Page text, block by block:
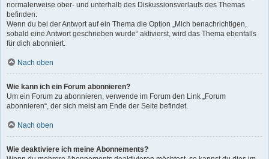
normalerweise ober- und unterhalb des Diskussionsverlaufs des Themas
befinden.
Wenn du bei der Antwort auf ein Thema die Option „Mich benachrichtigen,
sobald eine Antwort geschrieben wurde“ aktivierst, wird das Thema ebenfalls
für dich abonniert.
Nach oben
Wie kann ich ein Forum abonnieren?
Um ein Forum zu abonnieren, verwende im Forum den Link „Forum
abonnieren“, der sich meist am Ende der Seite befindet.
Nach oben
Wie deaktiviere ich meine Abonnements?